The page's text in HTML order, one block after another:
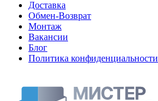
Доставка
Обмен-Возврат
Монтаж
Вакансии
Блог
Политика конфиденциальности